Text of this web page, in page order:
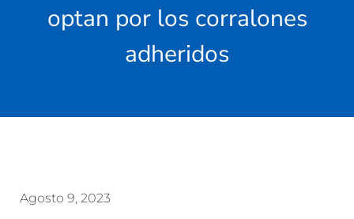
optan por los corralones
adheridos
Agosto 9, 2023